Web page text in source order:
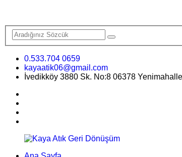
0.533.704 0659
kayaatik06@gmail.com
İvedikköy 3880 Sk. No:8 06378